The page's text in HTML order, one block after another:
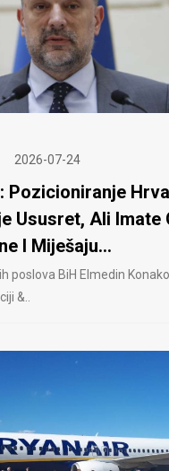
2026-07-24
Pozicioniranje
Ususret, Ali Imate
I Miješaju...
poslova BiH Elmedin
&..